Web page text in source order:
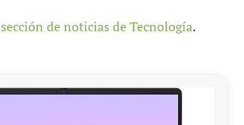
sección de noticias de Tecnología.